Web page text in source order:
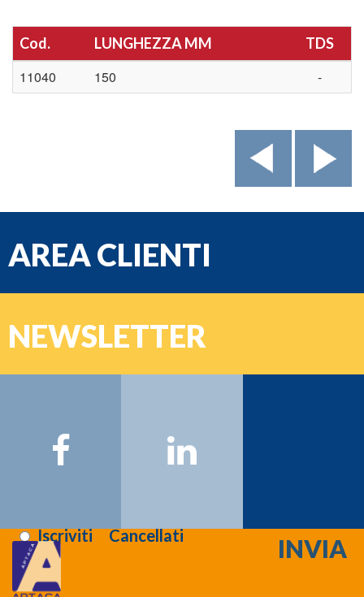
Cod. LUNGHEZZA MM TDS
11040 150 -
AREA CLIENTI
NEWSLETTER
Email:
IscrivitiCancellati